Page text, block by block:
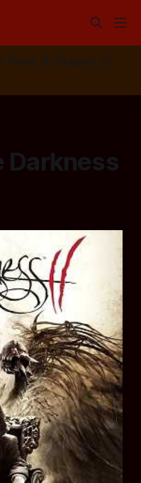
News 🦋 Bluesky
✉️
Darkness